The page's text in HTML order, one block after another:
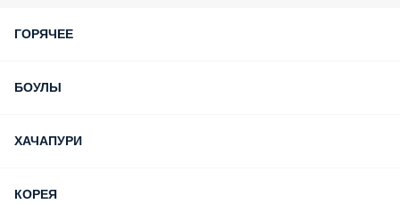
ГОРЯЧЕЕ
БОУЛЫ
ХАЧАПУРИ
КОРЕЯ